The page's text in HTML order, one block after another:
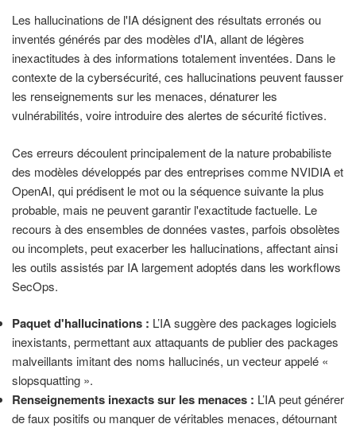
Les hallucinations de l'IA désignent des résultats erronés ou
inventés générés par des modèles d'IA, allant de légères
inexactitudes à des informations totalement inventées. Dans le
contexte de la cybersécurité, ces hallucinations peuvent fausser
les renseignements sur les menaces, dénaturer les
vulnérabilités, voire introduire des alertes de sécurité fictives.
Ces erreurs découlent principalement de la nature probabiliste
des modèles développés par des entreprises comme NVIDIA et
OpenAI, qui prédisent le mot ou la séquence suivante la plus
probable, mais ne peuvent garantir l'exactitude factuelle. Le
recours à des ensembles de données vastes, parfois obsolètes
ou incomplets, peut exacerber les hallucinations, affectant ainsi
les outils assistés par IA largement adoptés dans les workflows
SecOps.
Paquet d'hallucinations : L’IA suggère des packages logiciels
inexistants, permettant aux attaquants de publier des packages
malveillants imitant des noms hallucinés, un vecteur appelé «
slopsquatting ».
Renseignements inexacts sur les menaces : L’IA peut générer
de faux positifs ou manquer de véritables menaces, détournant